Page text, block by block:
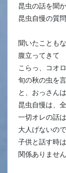
昆虫の話を聞
昆虫自慢の質
聞いたことも
腹立ってきて
こらっ、コオ
旬の秋の虫を
と、おっさん
昆虫自慢は、
一切オレの話
大人げないので
子供と話す時
関係ありません